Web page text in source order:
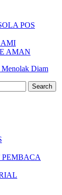
POS
AMAN
Menolak Diam
PEMBACA